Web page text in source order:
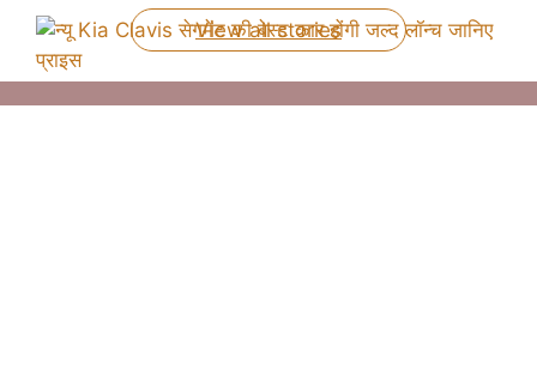
View all stories